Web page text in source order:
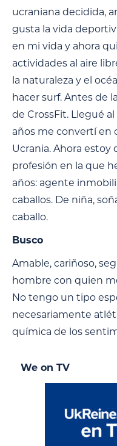
ucraniana decidida,
gusta la vida
en mi vida y ahora
actividades al aire
la naturaleza y el
hacer surf. Antes de
de CrossFit. Llegué
años me convertí en
Ucrania. Ahora
profesión en la que
años: agente
caballos. De niña,
caballo.
Busco
Amable, cariñoso,
hombre con quien
No tengo un tipo
necesariamente
química de los
We on TV